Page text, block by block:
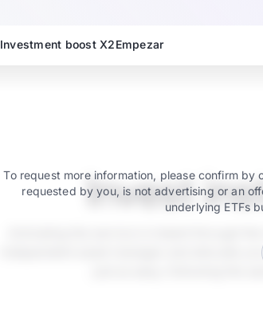
Investment boost X2Empezar
Invest
Activating the service is instant through
independent asset manager and allocate
just as easy, following the
To request more information, please confirm
requested by you, is not advertising or an
underlying ETFs